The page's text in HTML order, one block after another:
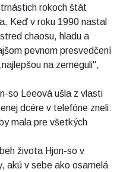
rokoch štát
Keď v roku 1990 nastal
chaosu, hladu a
pevnom presvedčení
na zemeguli",
so Leeová ušla z vlasti
dcére v telefóne zneli:
mala pre všetkých
života Hjon-so v
akú v sebe ako osamelá